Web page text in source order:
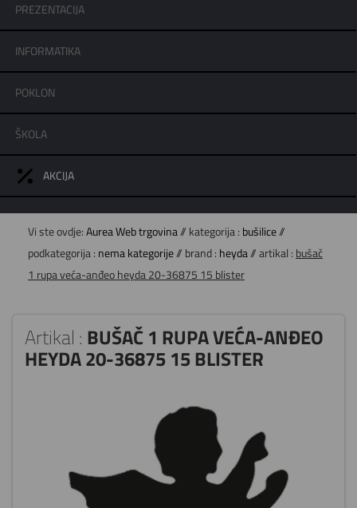
PREZENTACIJA
INFORMATIKA
POKLON
ŠKOLA
AKCIJA
Vi ste ovdje: Aurea Web trgovina// kategorija : bušilice//
podkategorija : nema kategorije// brand : heyda// artikal : bušač
1 rupa veća-anđeo heyda 20-36875 15 blister
Artikal : BUŠAČ 1 RUPA VEĆA-ANĐEO
HEYDA 20-36875 15 BLISTER